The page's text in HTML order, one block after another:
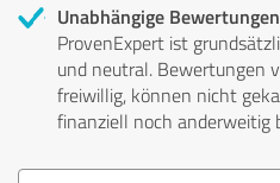
Unabhängige Bewertungen
ProvenExpert ist
und neutral. Bewertungen
freiwillig, können nicht
finanziell noch anderweitig